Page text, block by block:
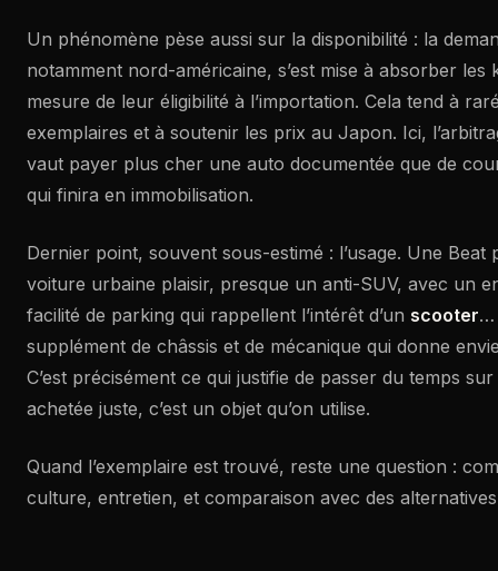
Un phénomène pèse aussi sur la disponibilité : la
notamment nord-américaine, s’est mise à absorber les
mesure de leur éligibilité à l’importation. Cela tend à
exemplaires et à soutenir les prix au Japon. Ici,
vaut payer plus cher une auto documentée que de
qui finira en immobilisation.
Dernier point, souvent sous-estimé : l’usage. Une Beat
voiture urbaine plaisir, presque un anti-SUV, avec un
facilité de parking qui rappellent l’intérêt d’un scooter…
supplément de châssis et de mécanique qui donne
C’est précisément ce qui justifie de passer du temps
achetée juste, c’est un objet qu’on utilise.
Quand l’exemplaire est trouvé, reste une question :
culture, entretien, et comparaison avec des